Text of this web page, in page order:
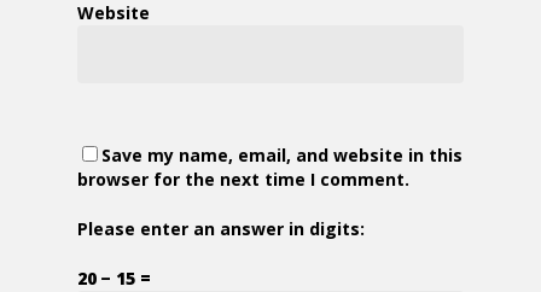
Website
Save my name, email, and website in this
browser for the next time I comment.
Please enter an answer in digits:
20 − 15 =